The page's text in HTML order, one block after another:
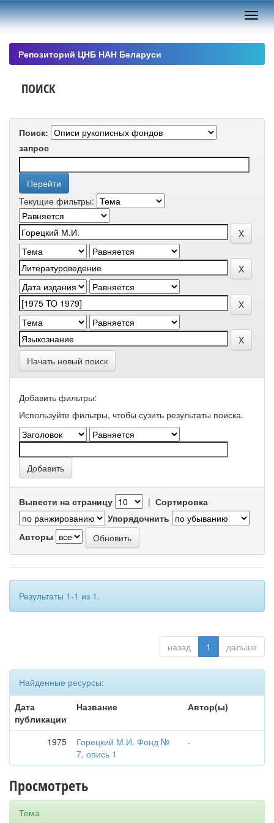
Skip
navigation
Репозиторий ЦНБ НАН Беларуси
ПОИСК
Поиск:
запрос
Текущие фильтры:
Начать новый поиск
Добавить фильтры:
Используйте фильтры, чтобы сузить результаты поиска.
Вывести на страницу | Сортировка
Упорядочнить
Авторы
Результаты 1-1 из 1.
назад 1 дальше
Найденные ресурсы:
Дата
публикации
Название Автор(ы)
1975
Горецкий М.И. Фонд №
7, опись 1
-
Просмотреть
Тема